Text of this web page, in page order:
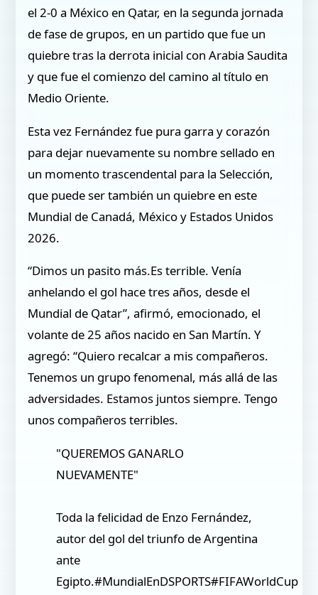
el 2-0 a México en Qatar, en la segunda jornada
de fase de grupos, en un partido que fue un
quiebre tras la derrota inicial con Arabia Saudita
y que fue el comienzo del camino al título en
Medio Oriente.
Esta vez Fernández fue pura garra y corazón
para dejar nuevamente su nombre sellado en
un momento trascendental para la Selección,
que puede ser también un quiebre en este
Mundial de Canadá, México y Estados Unidos
2026.
“Dimos un pasito más.Es terrible. Venía
anhelando el gol hace tres años, desde el
Mundial de Qatar”, afirmó, emocionado, el
volante de 25 años nacido en San Martín. Y
agregó: “Quiero recalcar a mis compañeros.
Tenemos un grupo fenomenal, más allá de las
adversidades. Estamos juntos siempre. Tengo
unos compañeros terribles.
"QUEREMOS GANARLO
NUEVAMENTE"
Toda la felicidad de Enzo Fernández,
autor del gol del triunfo de Argentina
ante
Egipto.#MundialEnDSPORTS#FIFAWorldCup